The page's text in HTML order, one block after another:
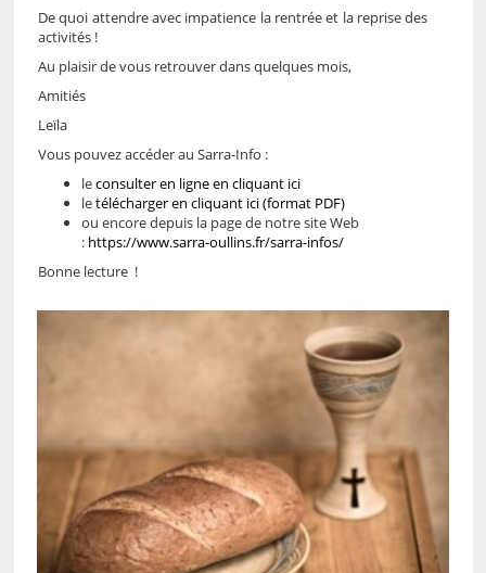
De quoi attendre avec impatience la rentrée et la reprise des
activités !
Au plaisir de vous retrouver dans quelques mois,
Amitiés
Leïla
Vous pouvez accéder au Sarra-Info :
leconsulter en ligne en cliquant ici
letélécharger en cliquant ici (format PDF)
ou encore depuis la page de notre site Web
: https://www.sarra-oullins.fr/sarra-infos/
Bonne lecture !